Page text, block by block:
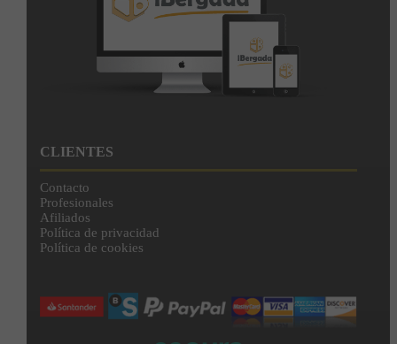
CLIENTES
Contacto
Profesionales
Afiliados
Política de privacidad
Política de cookies